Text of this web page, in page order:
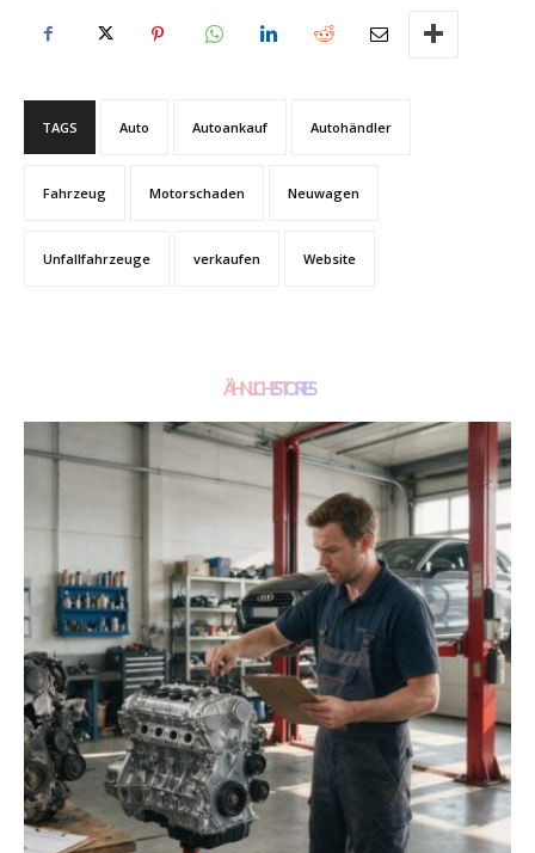
TAGS Auto Autoankauf Autohändler
Fahrzeug Motorschaden Neuwagen
Unfallfahrzeuge verkaufen Website
ÄHNLICHE STORIES